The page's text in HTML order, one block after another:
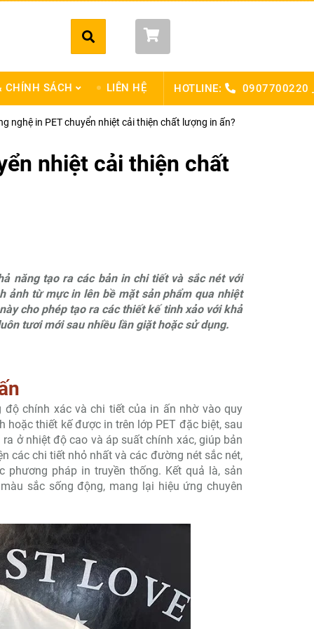
CHÍNH SÁCH LIÊN HỆ HOTLINE: 0907700220
nghệ in PET chuyển nhiệt cải thiện chất lượng in ấn?
nhiệt cải thiện chất
năng tạo ra các bản in chi tiết và sắc nét với
ảnh từ mực in lên bề mặt sản phẩm qua nhiệt
cho phép tạo ra các thiết kế tinh xảo với khả
tươi mới sau nhiều lần giặt hoặc sử dụng.
chính xác và chi tiết của in ấn nhờ vào quy
hoặc thiết kế được in trên lớp PET đặc biệt, sau
ở nhiệt độ cao và áp suất chính xác, giúp bản
các chi tiết nhỏ nhất và các đường nét sắc nét,
pháp in truyền thống. Kết quả là, sản
sắc sống động, mang lại hiệu ứng chuyên